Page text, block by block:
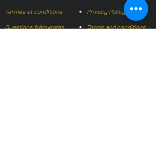
Termes et conditions
Questions fréquentes
Privacy Policy
Terms and conditions